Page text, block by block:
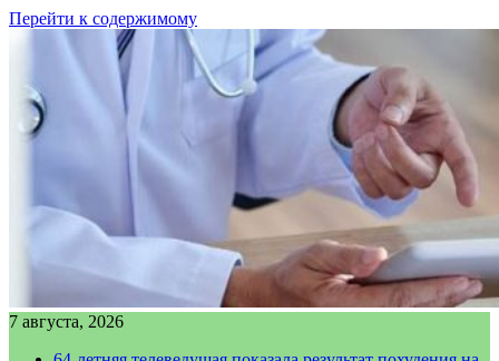
Перейти к содержимому
7 августа, 2026